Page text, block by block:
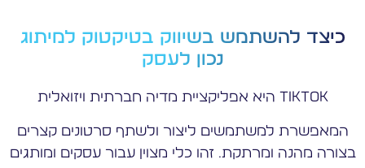
כיצד להשתמש בשיווק בטיקטוק למיתוג
נכון לעסק
Tiktok היא אפליקציית מדיה חברתית ויזואלית
המאפשרת למשתמשים ליצור ולשתף סרטונים קצרים
בצורה מהנה ומרתקת. זהו כלי מצוין עבור עסקים ומותגים